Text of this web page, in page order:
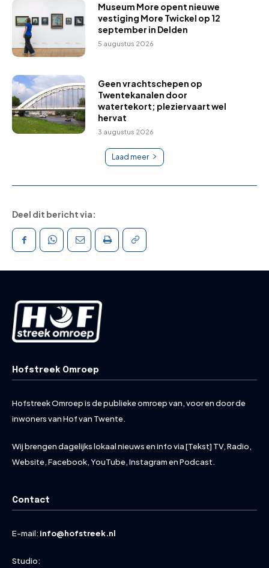
Museum More opent nieuwe
vestiging More Twickel op 12
september in Delden
5 augustus 2026
Geen vrachtschepen op
Twentekanalen door
watertekort; pleziervaart wel
hervat
3 augustus 2026
Laad meer
Deel dit bericht via:
Hofstreek Omroep
Hofstreek Omroep is de publieke omroep van, voor en door de
inwoners van Hof van Twente.
Wij brengen dagelijks lokaal nieuws en info via [Tekst] TV, Radio,
Website, Facebook, YouTube, Instagram en Podcast.
Contact
E-mail: info@hofstreek.nl
Studio: